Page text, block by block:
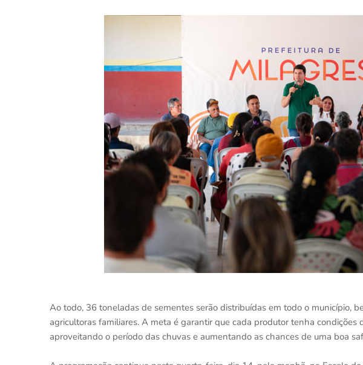
Ao todo, 36 toneladas de sementes serão distribuídas em todo o município,
agricultoras familiares. A meta é garantir que cada produtor tenha condições
aproveitando o período das chuvas e aumentando as chances de uma boa